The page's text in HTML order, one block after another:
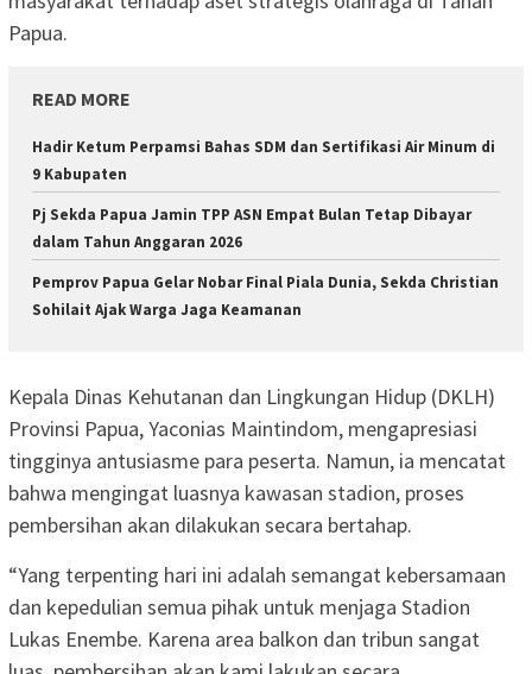
Papua.
READ MORE
Hadir Ketum Perpamsi Bahas SDM dan Sertifikasi Air Minum di
9 Kabupaten
Pj Sekda Papua Jamin TPP ASN Empat Bulan Tetap Dibayar
dalam Tahun Anggaran 2026
Pemprov Papua Gelar Nobar Final Piala Dunia, Sekda Christian
Sohilait Ajak Warga Jaga Keamanan
Kepala Dinas Kehutanan dan Lingkungan Hidup (DKLH)
Provinsi Papua, Yaconias Maintindom, mengapresiasi
tingginya antusiasme para peserta. Namun, ia mencatat
bahwa mengingat luasnya kawasan stadion, proses
pembersihan akan dilakukan secara bertahap.
“Yang terpenting hari ini adalah semangat kebersamaan
dan kepedulian semua pihak untuk menjaga Stadion
Lukas Enembe. Karena area balkon dan tribun sangat